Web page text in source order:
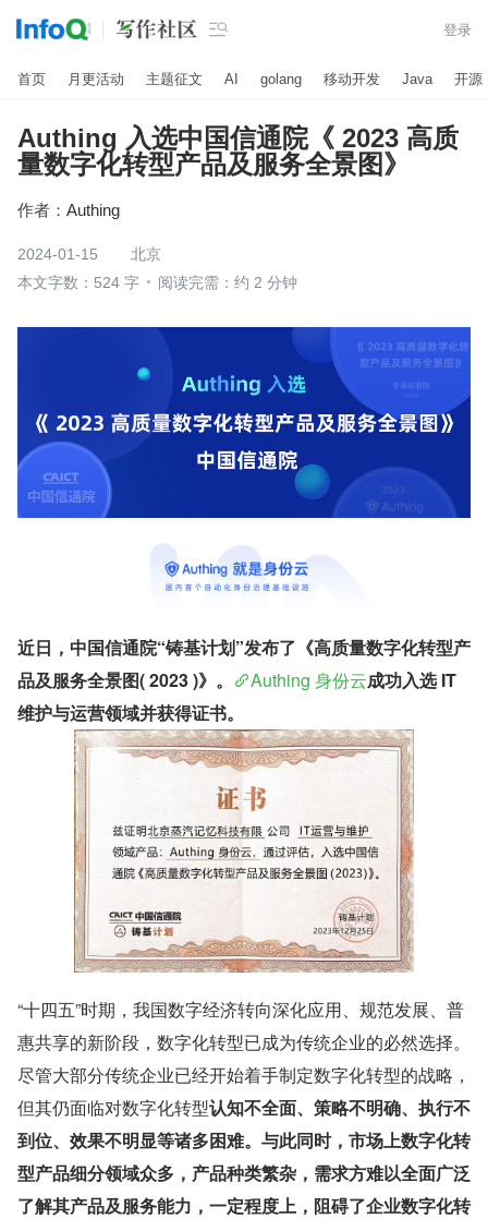
 登录
首页 月更活动 主题征文 AI golang 移动开发 Java 开源
Authing 入选中国信通院《 2023 高质
量数字化转型产品及服务全景图》
作者： Authing
2024-01-15
北京
本文字数：524 字
阅读完需：约 2 分钟
近日，中国信通院“铸基计划”发布了《高质量数字化转型产
品及服务全景图( 2023 )》。
Authing 身份云成功入选 IT
维护与运营领域并获得证书。
“十四五”时期，我国数字经济转向深化应用、规范发展、普
惠共享的新阶段，数字化转型已成为传统企业的必然选择。
尽管大部分传统企业已经开始着手制定数字化转型的战略，
但其仍面临对数字化转型认知不全面、策略不明确、执行不
到位、效果不明显等诸多困难。与此同时，市场上数字化转
型产品细分领域众多，产品种类繁杂，需求方难以全面广泛
了解其产品及服务能力，一定程度上，阻碍了企业数字化转